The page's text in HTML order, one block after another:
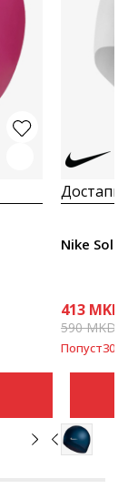
Nike Solid
413 MKD
590MKD
Попуст30